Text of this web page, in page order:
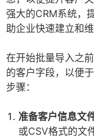
强大的CRM系统，
助企业快速建立和
在开始批量导入之
的客户字段，以便
步骤：
准备客户信息文
或CSV格式的文